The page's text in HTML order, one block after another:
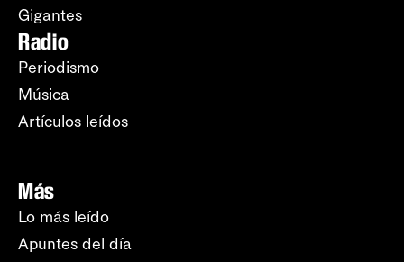
Gigantes
Radio
Periodismo
Música
Artículos leídos
Más
Lo más leído
Apuntes del día